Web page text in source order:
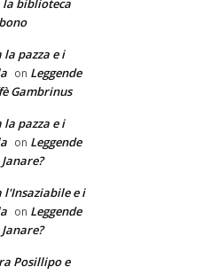
biblioteca
la pazza e i
on Leggende
Gambrinus
la pazza e i
on Leggende
l'Insaziabile e i
on Leggende
Posillipo e